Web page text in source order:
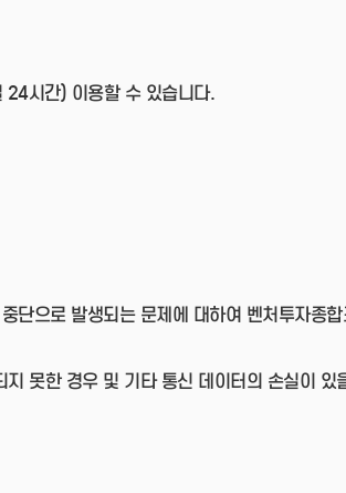
24시간) 이용할 수 있습니다.
단으로 발생되는 문제에 대하여 벤처투자종
못한 경우 및 기타 통신 데이터의 손실이 있